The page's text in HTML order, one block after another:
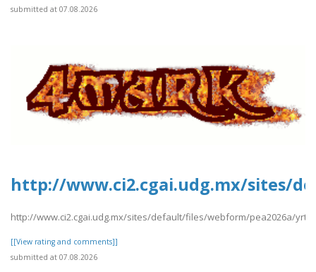
submitted at 07.08.2026
http://www.ci2.cgai.udg.mx/sites/
http://www.ci2.cgai.udg.mx/sites/default/files/webform/pea2026a/
[[View rating and comments]]
submitted at 07.08.2026